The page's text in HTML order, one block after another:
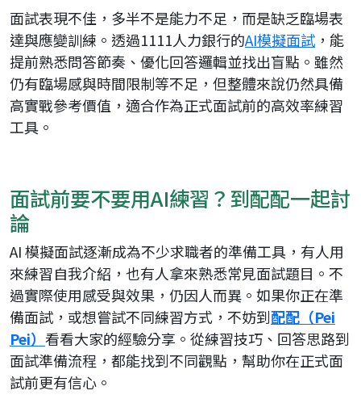
面試表現不佳，多半不是能力不足，而是缺乏臨場表
達與應變訓練。透過1111人力銀行的AI模擬面試 ，能
提前熟悉問答節奏、優化回答邏輯並找出盲點。雖然
仍有臨場感與時間限制等不足，但整體來說仍然具備
高實戰參考價值，適合作為正式面試前的高效率練習
工具。
面試前要不要用AI練習？到配配一起討
論
AI 模擬面試逐漸成為不少求職者的準備工具，有人用
來練習自我介紹，也有人拿來熟悉常見面試題目。不
過實際使用感受與效果，仍因人而異。如果你正在準
備面試，或想嘗試不同練習方式，不妨到配配（Pei
Pei） 看看大家的經驗分享。從練習技巧、回答思路到
面試準備流程，都能找到不同觀點，幫助你在正式面
試前更有信心。